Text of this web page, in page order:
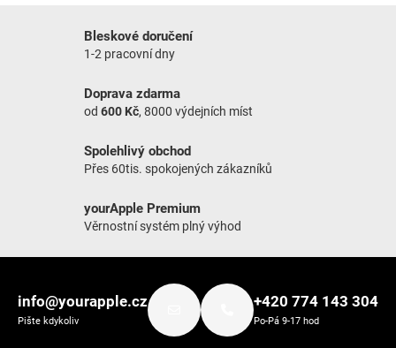
Bleskové doručení
1-2 pracovní dny
Doprava zdarma
od 600 Kč, 8000 výdejních míst
Spolehlivý obchod
Přes 60tis. spokojených zákazníků
yourApple Premium
Věrnostní systém plný výhod
info@yourapple.cz
Pište kdykoliv
+420 774 143 304
Po-Pá 9-17 hod